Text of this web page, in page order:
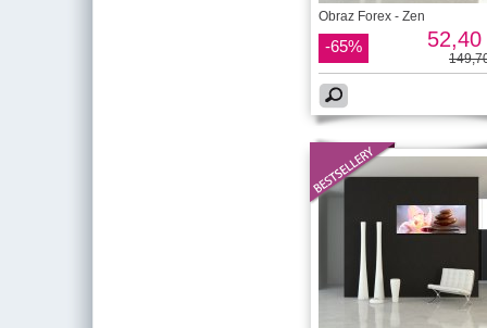
Obraz Forex - Zen
-65% 52,40